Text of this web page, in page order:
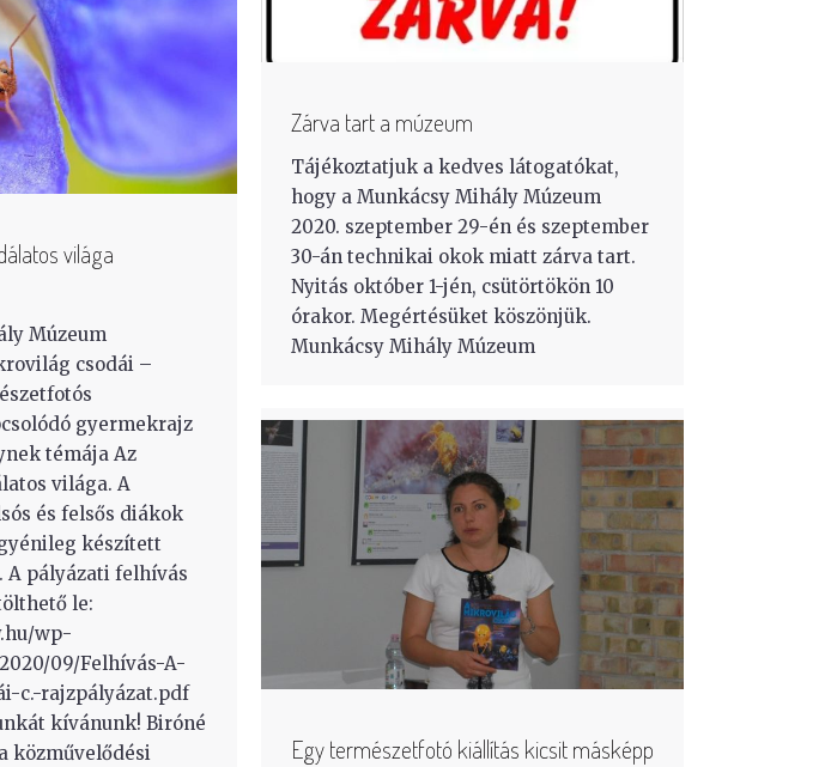
Zárva tart a múzeum
Tájékoztatjuk a kedves látogatókat,
hogy a Munkácsy Mihály Múzeum
2020. szeptember 29-én és szeptember
30-án technikai okok miatt zárva tart.
Nyitás október 1-jén, csütörtökön 10
órakor. Megértésüket köszönjük.
Munkácsy Mihály Múzeum
világa
Múzeum
csodái –
gyermekrajz
témája Az
világa. A
és felsős diákok
készített
A pályázati felhívás
le:
wp-
09/Felhívás-A-
c.-rajzpályázat.pdf
kívánunk! Biróné
közművelődési
Egy természetfotó kiállítás kicsit másképp